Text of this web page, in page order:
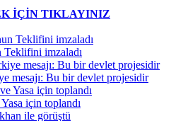
İÇİN TIKLAYINIZ
imzaladı
mesajı: Bu bir devlet projesidir
için toplandı